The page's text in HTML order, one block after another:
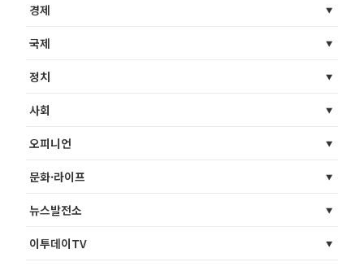
경제
국제
정치
사회
오피니언
문화·라이프
뉴스발전소
이투데이TV